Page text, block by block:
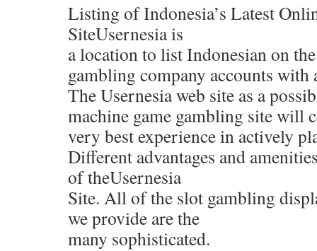
Listing of Indonesia’s Latest
SiteUsernesia is
a location to list Indonesian on
gambling company accounts with
The Usernesia web site as a
machine game gambling site will
very best experience in actively
Different advantages and
of theUsernesia
Site. All of the slot gambling
we provide are the
many sophisticated.